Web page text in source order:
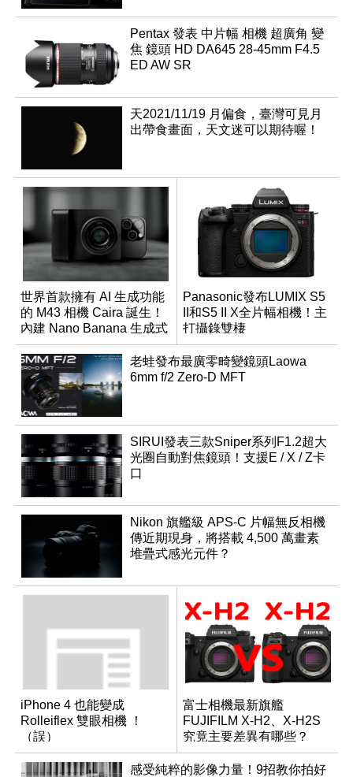
Pentax 發表 中片幅 相機 超廣角 變
焦 鏡頭 HD DA645 28-45mm F4.5
ED AW SR
天2021/11/19 月偏食，臺灣可見月
出帶食畫面，天文迷可以期待喔！
世界首款擁有 AI 生成功能
的 M43 相機 Caira 誕生！
內建 Nano Banana 生成式
AI
Panasonic發布LUMIX S5
II和S5 II X全片幅相機！主
打攝錄雙棲
老蛙發布最廣零畸變鏡頭Laowa
6mm f/2 Zero-D MFT
SIRUI發表三款Sniper系列F1.2超大
光圈自動對焦鏡頭！支援E / X / Z卡
口
Nikon 旗艦級 APS-C 片幅無反相機
傳近期現身，將搭載 4,500 萬畫素
堆疊式感光元件？
iPhone 4 也能變成
Rolleiflex 雙眼相機 ！
（誤）
富士相機最新旗艦
FUJIFILM X-H2、X-H2S
究竟主要差異有哪些？
感受純粹的影像力量！9招教你拍好